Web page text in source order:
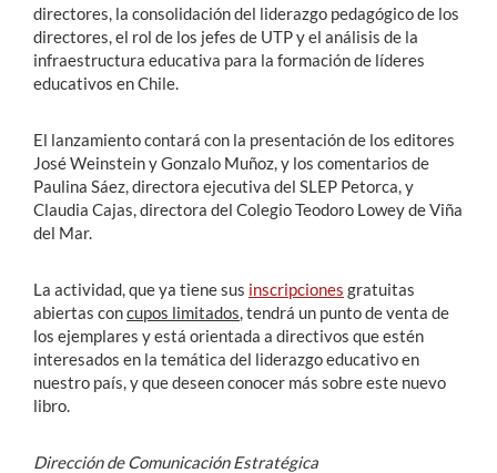
directores, la consolidación del liderazgo pedagógico de los
directores, el rol de los jefes de UTP y el análisis de la
infraestructura educativa para la formación de líderes
educativos en Chile.
El lanzamiento contará con la presentación de los editores
José Weinstein y Gonzalo Muñoz, y los comentarios de
Paulina Sáez, directora ejecutiva del SLEP Petorca, y
Claudia Cajas, directora del Colegio Teodoro Lowey de Viña
del Mar.
La actividad, que ya tiene sus inscripciones gratuitas
abiertas concupos limitados , tendrá un punto de venta de
los ejemplares y está orientada a directivos que estén
interesados en la temática del liderazgo educativo en
nuestro país, y que deseen conocer más sobre este nuevo
libro.
Dirección de Comunicación Estratégica